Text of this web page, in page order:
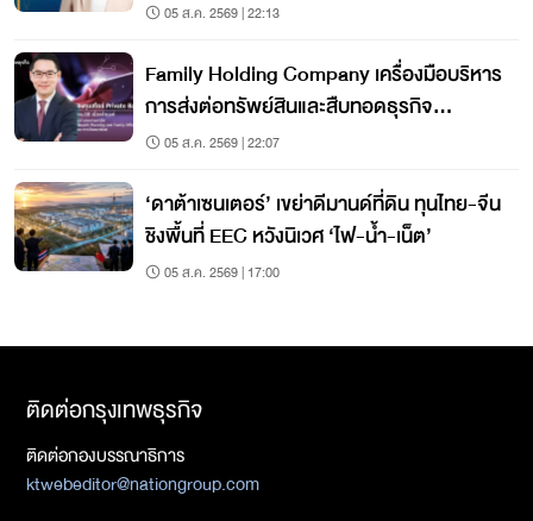
05 ส.ค. 2569 | 22:13
Family Holding Company เครื่องมือบริหาร
การส่งต่อทรัพย์สินและสืบทอดธุรกิจ
ครอบครัว
05 ส.ค. 2569 | 22:07
‘ดาต้าเซนเตอร์’ เขย่าดีมานด์ที่ดิน ทุนไทย-จีน
ชิงพื้นที่ EEC หวังนิเวศ ‘ไฟ-น้ำ-เน็ต’
05 ส.ค. 2569 | 17:00
ติดต่อกรุงเทพธุรกิจ
ติดต่อกองบรรณาธิการ
ktwebeditor@nationgroup.com